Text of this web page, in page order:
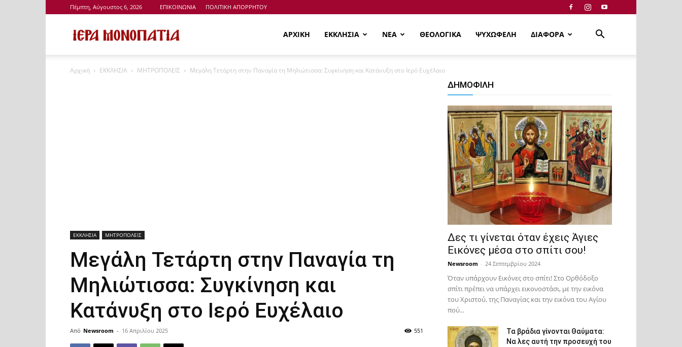
Πέμπτη, Αύγουστος 6, 2026 ΕΠΙΚΟΙΝΩΝΙΑ ΠΟΛΙΤΙΚΗ ΑΠΟΡΡΗΤΟΥ
Μονοπάτια
ΑΡΧΙΚΗ ΕΚΚΛΗΣΙΑ ΝΕΑ ΘΕΟΛΟΓΙΚΑ ΨΥΧΩΦΕΛΗ ΔΙΑΦΟΡΑ
Αρχική ΕΚΚΛΗΣΙΑ ΜΗΤΡΟΠΟΛΕΙΣ Μεγάλη Τετάρτη στην Παναγία τη Μηλιώτισσα: Συγκίνηση και Κατάνυξη στο Ιερό Ευχέλαιο
ΕΚΚΛΗΣΙΑ ΜΗΤΡΟΠΟΛΕΙΣ
Μεγάλη Τετάρτη στην Παναγία τη
Μηλιώτισσα: Συγκίνηση και
Κατάνυξη στο Ιερό Ευχέλαιο
Από Newsroom - 16 Απριλίου 2025 551
ΔΗΜΟΦΙΛΗ
Δες τι γίνεται όταν έχεις Άγιες
Εικόνες μέσα στο σπίτι σου!
Newsroom - 24 Σεπτεμβρίου 2024
Όταν υπάρχουν Εικόνες στο σπίτι! Στο Ορθόδοξο
σπίτι πρέπει να υπάρχει εικονοστάσι, με την εικόνα
του Χριστού, της Παν­αγίας και την εικόνα του Αγίου
πού...
Τα βράδια γίνονται Θαύματα:
Να λες αυτή την προσευχή του